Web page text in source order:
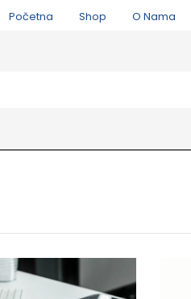
Početna Shop O Nama